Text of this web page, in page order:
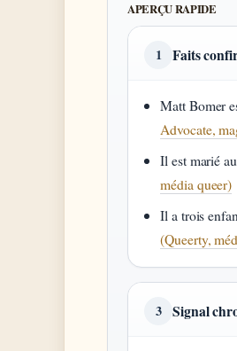
APERÇU RAPIDE
1 Faits
Matt Bomer
Advocate,
Il est marié
média queer)
Il a trois
(Queerty,
3 Signal